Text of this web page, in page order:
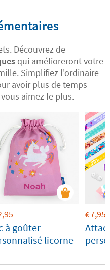
Découvrez de
qui amélioreront votre
Simplifiez l'ordinaire
avoir plus de temps
aimez le plus.
à goûter
licorne
€7,95